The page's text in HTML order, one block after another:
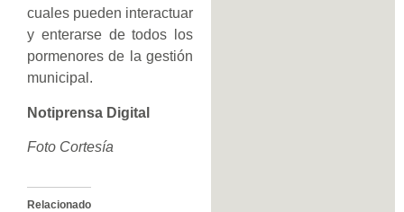
cuales pueden interactuar
y enterarse de todos los
pormenores de la gestión
municipal.
Notiprensa Digital
Foto Cortesía
Relacionado